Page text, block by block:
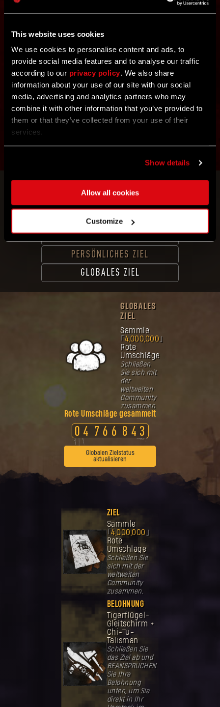
This website uses cookies
We use cookies to personalise content and ads, to
provide social media features and to analyse our traffic
according to our privacy policy. We also share
information about your use of our site with our social
media, advertising and analytics partners who may
combine it with other information that you’ve provided to
them or that they’ve collected from your use of their
services.
Show details
Allow all cookies
Customize
17 SAMSTAG
FEUER DRACHEN
Feierziele
TEILNAHME-ZIEL
AUFWÄRM-ZIEL
PERSÖNLICHES ZIEL
GLOBALES ZIEL
GLOBALES
ZIEL
Sammle
4,000,000
Rote
Umschläge
Schließen
Sie sich mit
der
weltweiten
Community
zusammen.
Rote Umschläge gesammelt
0 4 7 6 6 8 4 3
Globalen Zielstatus
aktualisieren
ZIEL
Sammle
4,000,000
Rote
Umschläge
Schließen Sie
sich mit der
weltweiten
Community
zusammen.
BELOHNUNG
Tigerflügel-
Gleitschirm +
Chi-Tu-
Talisman
Schließen Sie
das Ziel ab und
BEANSPRUCHEN
Sie Ihre
Belohnung
unten, um Sie
direkt in Ihr